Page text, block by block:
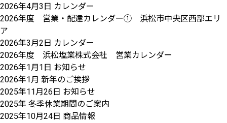
2026年4月3日 カレンダー
2026年度 営業・配達カレンダー① 浜松市中央区西部エリ
ア
2026年3月2日 カレンダー
2026年度 浜松塩業株式会社 営業カレンダー
2026年1月1日 お知らせ
2026年1月 新年のご挨拶
2025年11月26日 お知らせ
2025年 冬季休業期間のご案内
2025年10月24日 商品情報